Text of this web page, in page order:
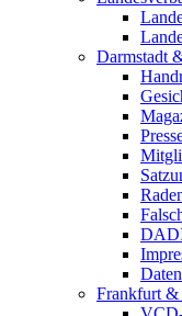
Darmstadt
Frankfurt &